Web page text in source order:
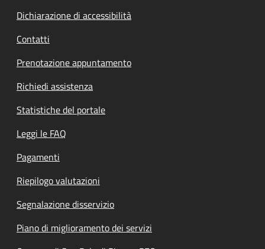
Dichiarazione di accessibilità
Contatti
Prenotazione appuntamento
Richiedi assistenza
Statistiche del portale
Leggi le FAQ
Pagamenti
Riepilogo valutazioni
Segnalazione disservizio
Piano di miglioramento dei servizi